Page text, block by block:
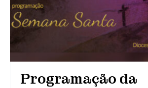
Programação da